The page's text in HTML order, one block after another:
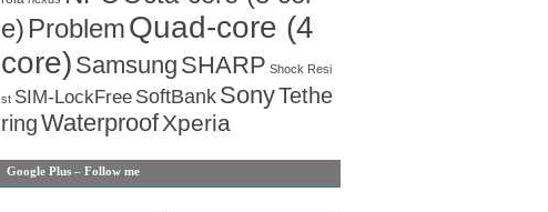
e) ProblemQuad-core (4
core) Samsung SHARP Shock Resi
st SIM-LockFree SoftBank SonyTethe
ringWaterproofXperia
Google Plus – Follow me